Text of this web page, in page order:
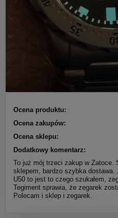
Ocena produktu:
Ocena zakupów:
Ocena sklepu:
Dodatkowy komentarz:
To już mój trzeci zakup w Zatoce.
sklepem, bardzo szybka
U50 to jest to czego szukałem,
Tegiment sprawia, że zegarek
Polecam i sklep i zegarek.